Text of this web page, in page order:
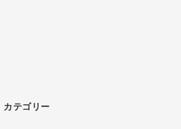
カテゴリー